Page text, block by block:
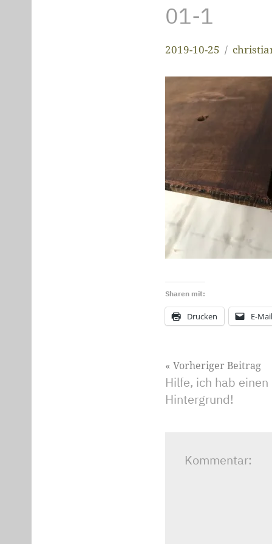
01-1
2019-10-25
Sharen mit:
Drucken E-Mail
Vorheriger Beitrag
Hilfe, ich hab
Hintergrund!
Kommentar: